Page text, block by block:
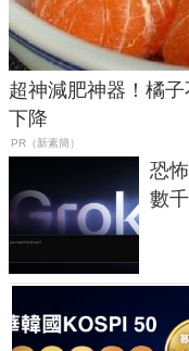
超神減肥神器！橘
下降
PR（新素簡）
恐
數